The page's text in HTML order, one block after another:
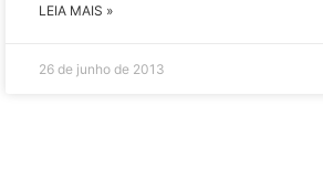
LEIA MAIS »
26 de junho de 2013